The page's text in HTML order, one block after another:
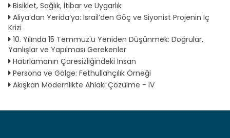
Bisiklet, Sağlık, İtibar ve Uygarlık
Aliya’dan Yerida’ya: İsrail’den Göç ve Siyonist Projenin İç
Krizi
10. Yılında 15 Temmuz'u Yeniden Düşünmek: Doğrular,
Yanlışlar ve Yapılması Gerekenler
Hatırlamanın Çaresizliğindeki İnsan
Persona ve Gölge: Fethullahçılık Örneği
Akışkan Modernlikte Ahlaki Çözülme - IV